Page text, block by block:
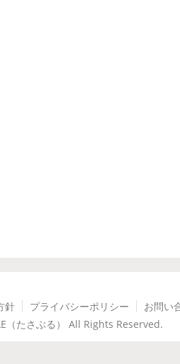
針 プライバシーポリシー
お問い
（たさぶる） All Rights Reserved.